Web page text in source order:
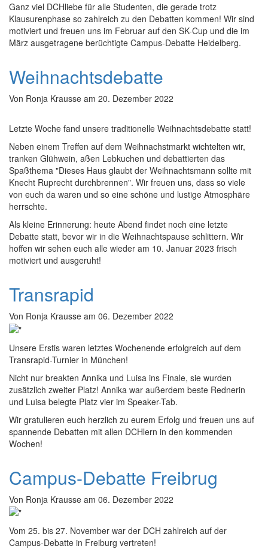
Ganz viel DCHliebe für alle Studenten, die gerade trotz
Klausurenphase so zahlreich zu den Debatten kommen! Wir sind
motiviert und freuen uns im Februar auf den SK-Cup und die im
März ausgetragene berüchtigte Campus-Debatte Heidelberg.
Weihnachtsdebatte
Von Ronja Krausse am 20. Dezember 2022
Letzte Woche fand unsere traditionelle Weihnachtsdebatte statt!
Neben einem Treffen auf dem Weihnachstmarkt wichtelten wir,
tranken Glühwein, aßen Lebkuchen und debattierten das
Spaßthema "Dieses Haus glaubt der Weihnachtsmann sollte mit
Knecht Ruprecht durchbrennen". Wir freuen uns, dass so viele
von euch da waren und so eine schöne und lustige Atmosphäre
herrschte.
Als kleine Erinnerung: heute Abend findet noch eine letzte
Debatte statt, bevor wir in die Weihnachtspause schlittern. Wir
hoffen wir sehen euch alle wieder am 10. Januar 2023 frisch
motiviert und ausgeruht!
Transrapid
Von Ronja Krausse am 06. Dezember 2022
Unsere Erstis waren letztes Wochenende erfolgreich auf dem
Transrapid-Turnier in München!
Nicht nur breakten Annika und Luisa ins Finale, sie wurden
zusätzlich zweiter Platz! Annika war außerdem beste Rednerin
und Luisa belegte Platz vier im Speaker-Tab.
Wir gratulieren euch herzlich zu eurem Erfolg und freuen uns auf
spannende Debatten mit allen DCHlern in den kommenden
Wochen!
Campus-Debatte Freibrug
Von Ronja Krausse am 06. Dezember 2022
Vom 25. bis 27. November war der DCH zahlreich auf der
Campus-Debatte in Freiburg vertreten!